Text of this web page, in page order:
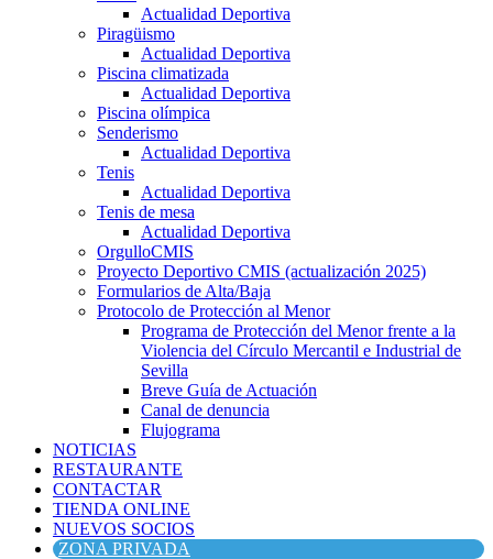
Actualidad Deportiva
Piragüismo
Actualidad Deportiva
Piscina climatizada
Actualidad Deportiva
Piscina olímpica
Senderismo
Actualidad Deportiva
Tenis
Actualidad Deportiva
Tenis de mesa
Actualidad Deportiva
OrgulloCMIS
Proyecto Deportivo CMIS (actualización 2025)
Formularios de Alta/Baja
Protocolo de Protección al Menor
Programa de Protección del Menor frente a la
Violencia del Círculo Mercantil e Industrial de
Sevilla
Breve Guía de Actuación
Canal de denuncia
Flujograma
NOTICIAS
RESTAURANTE
CONTACTAR
TIENDA ONLINE
NUEVOS SOCIOS
ZONA PRIVADA